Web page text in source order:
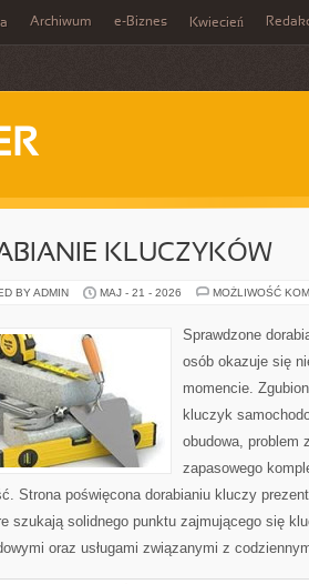
Archiwum e-Biznes Kwiecień
KLUCZYKÓW
BY ADMIN MAJ - 21 - 2026 MOŻLIWOŚĆ
Sprawdzone
osób okazuje się
momencie.
kluczyk
obudowa, problem
zapasowego
Strona poświęcona dorabianiu kluczy
szukają solidnego punktu zajmującego się
oraz usługami związanymi z